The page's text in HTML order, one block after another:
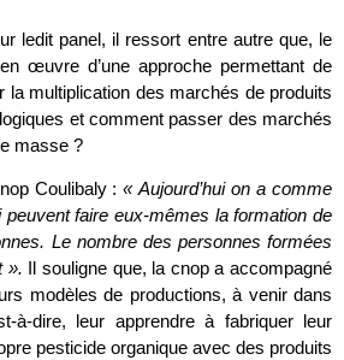
ledit panel, il ressort entre autre que, le
œuvre d’une approche permettant de
la multiplication des marchés de produits
et comment passer des marchés
masse ?
Coulibaly :« Aujourd’hui on a comme
faire eux-mêmes la formation de
Le nombre des personnes formées
». Il souligne que, la cnop a accompagné
modèles de productions, à venir dans
à-dire, leur apprendre à fabriquer leur
pesticide organique avec des produits